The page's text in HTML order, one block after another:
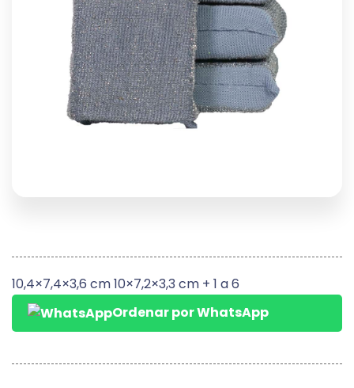
10,4×7,4×3,6 cm 10×7,2×3,3 cm + 1 a 6
Ordenar por WhatsApp